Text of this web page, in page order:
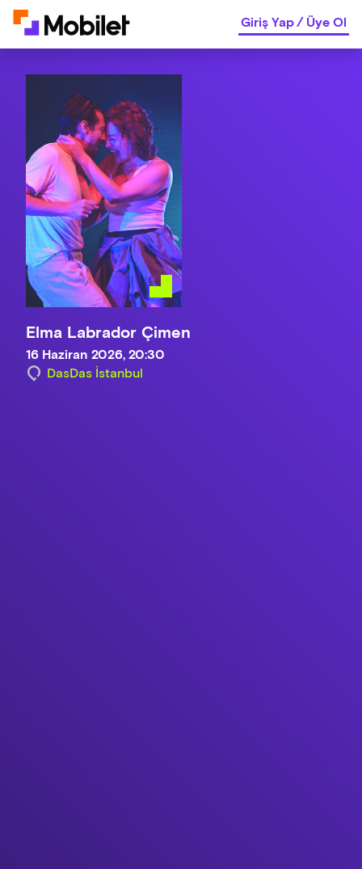
Giriş Yap/Üye Ol
Elma Labrador Çimen
16 Haziran 2026, 20:30
DasDas İstanbul